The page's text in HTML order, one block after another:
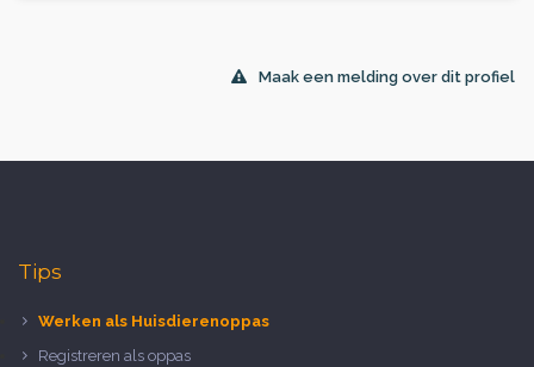
Maak een melding over dit profiel
Tips
Werken als Huisdierenoppas
Registreren als oppas